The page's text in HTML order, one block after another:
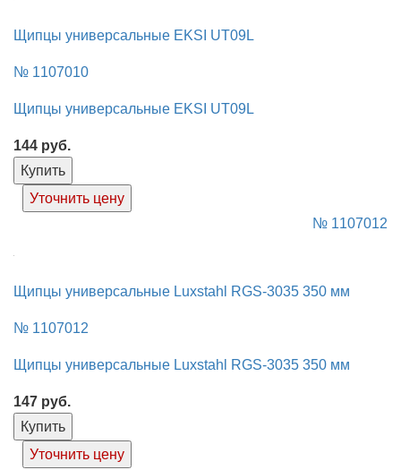
Щипцы универсальные EKSI UT09L
№ 1107010
Щипцы универсальные EKSI UT09L
144 руб.
Купить
Уточнить цену
№ 1107012
Щипцы универсальные Luxstahl RGS-3035 350 мм
№ 1107012
Щипцы универсальные Luxstahl RGS-3035 350 мм
147 руб.
Купить
Уточнить цену